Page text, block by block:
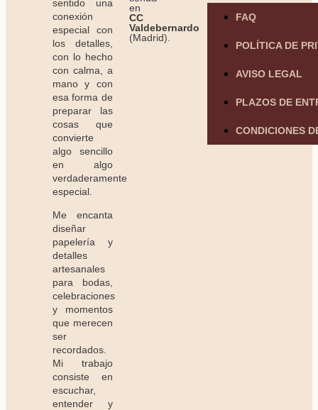
sentido una
conexión
especial con
los detalles,
con lo hecho
con calma, a
mano y con
esa forma de
preparar las
cosas que
convierte
algo sencillo
en algo
verdaderamente
especial.
Me encanta
diseñar
papelería y
detalles
artesanales
para bodas,
celebraciones
y momentos
que merecen
ser
recordados.
Mi trabajo
consiste en
escuchar,
entender y
en
CC
Valdebernardo
(Madrid).
FAQ
POLÍTICA DE
AVISO LEGAL
PLAZOS DE
CONDICIONES